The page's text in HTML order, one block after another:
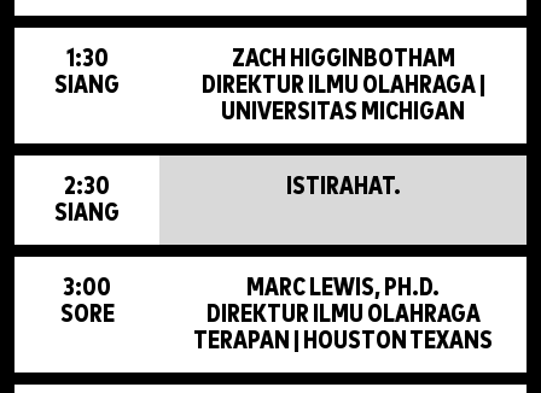
1:30
SIANG
ZACH HIGGINBOTHAM
DIREKTUR ILMU OLAHRAGA |
UNIVERSITAS MICHIGAN
2:30
SIANG
ISTIRAHAT.
3:00
SORE
MARC LEWIS, PH.D.
DIREKTUR ILMU OLAHRAGA
TERAPAN | HOUSTON TEXANS